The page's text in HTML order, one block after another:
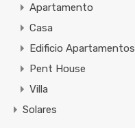
Apartamento
Casa
Edificio Apartamentos
Pent House
Villa
Solares